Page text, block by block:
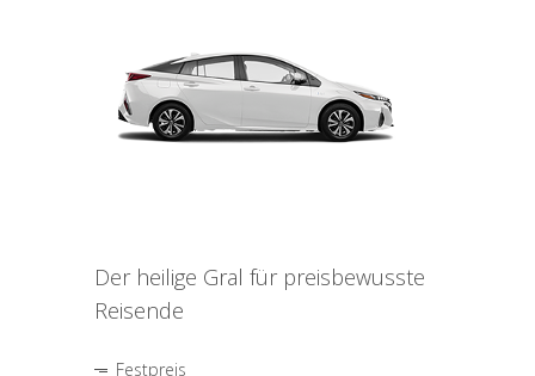
Der heilige Gral für preisbewusste
Reisende
Festpreis